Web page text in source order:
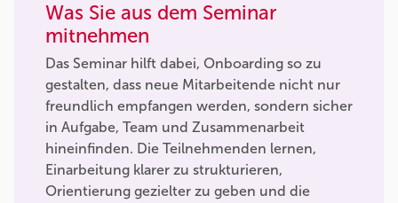
Was Sie aus dem Seminar
mitnehmen
Das Seminar hilft dabei, Onboarding so zu
gestalten, dass neue Mitarbeitende nicht nur
freundlich empfangen werden, sondern sicher
in Aufgabe, Team und Zusammenarbeit
hineinfinden. Die Teilnehmenden lernen,
Einarbeitung klarer zu strukturieren,
Orientierung gezielter zu geben und die